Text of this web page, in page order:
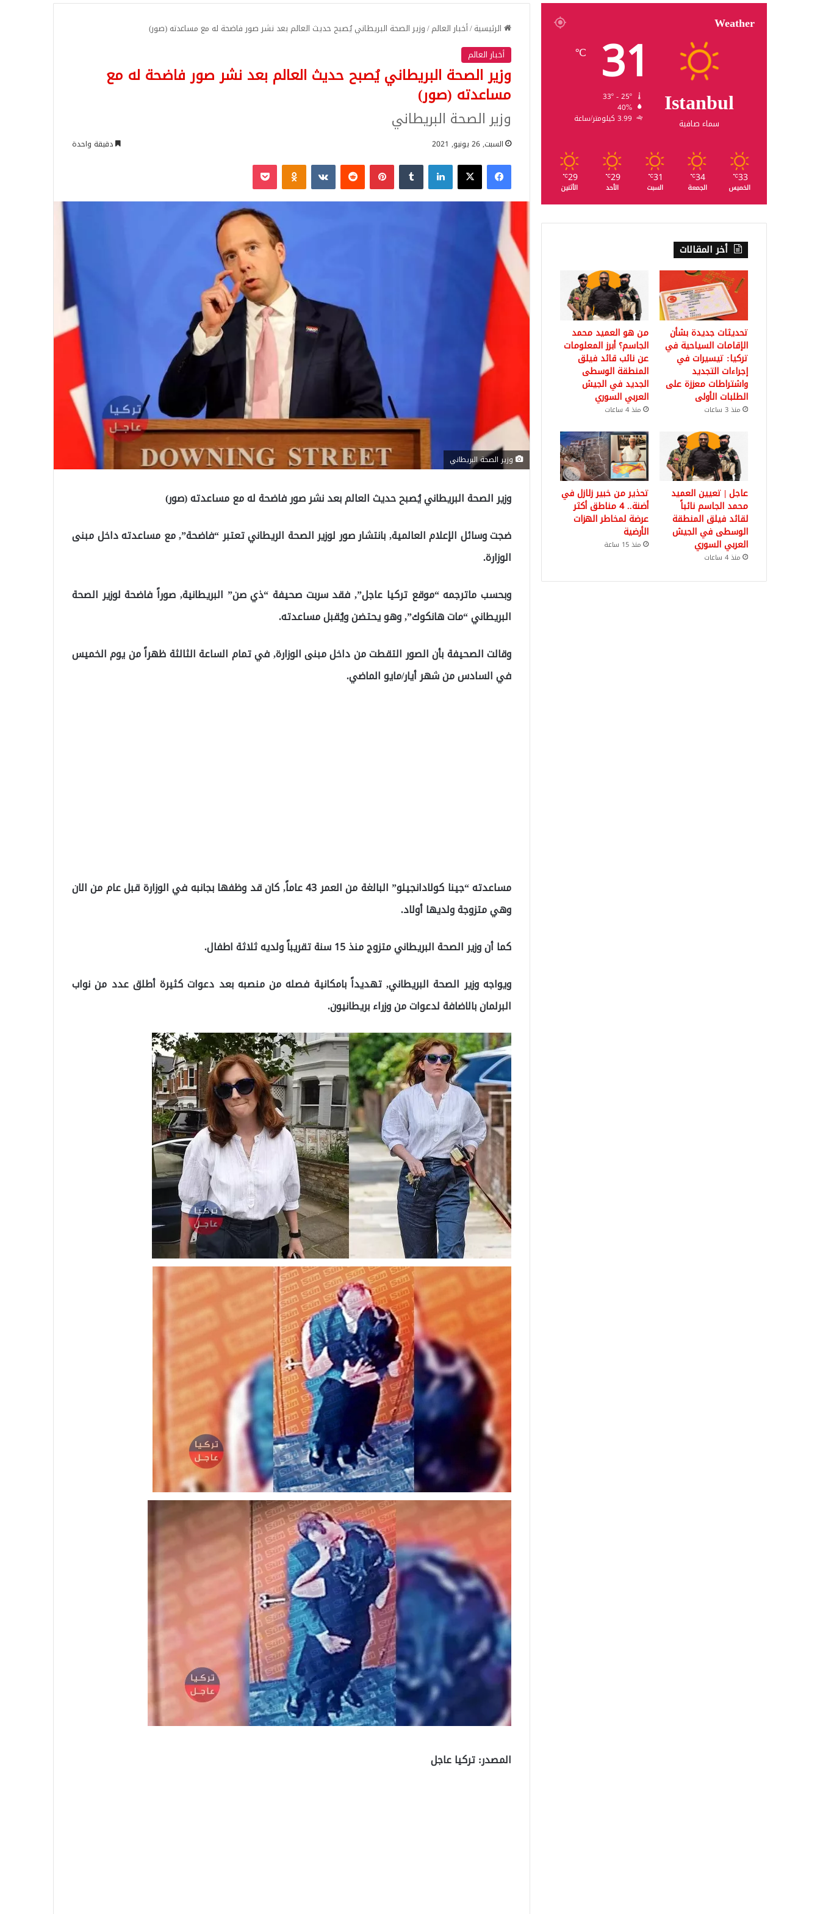
الرئيسية/أخبار العالم/وزير الصحة البريطاني يُصبح حديث العالم بعد نشر صور فاضحة له مع مساعدته (صور)
أخبار العالم
وزير الصحة البريطاني يُصبح حديث العالم بعد نشر صور فاضحة له مع
مساعدته (صور)
وزير الصحة البريطاني
السبت, 26 يونيو, 2021 دقيقة واحدة
فيسبوك‫X لينكدإن بينتيريست Odnoklassniki
‫Pocket
وزير الصحة البريطاني
وزير الصحة البريطاني يُصبح حديث العالم بعد نشر صور فاضحة له مع مساعدته (صور)
ضجت وسائل الإعلام العالمية, بانتشار صور لوزير الصحة الريطاني تعتبر “فاضحة”, مع مساعدته داخل مبنى
الوزارة.
وبحسب ماترجمه “موقع تركيا عاجل”, فقد سربت صحيفة “ذي صن” البريطانية, صوراً فاضحة لوزير الصحة
البريطاني “مات هانكوك”, وهو يحتضن ويُقبل مساعدته.
وقالت الصحيفة بأن الصور التقطت من داخل مبنى الوزارة, في تمام الساعة الثالثة ظهراً من يوم الخميس
في السادس من شهر أيار/مايو الماضي.
مساعدته “جينا كولادانجيلو” البالغة من العمر 43 عاماً, كان قد وظفها بجانبه في الوزارة قبل عام من الان
وهي متزوجة ولديها أولاد.
كما أن وزير الصحة البريطاني متزوج منذ 15 سنة تقريباً ولديه ثلاثة اطفال.
ويواجه وزير الصحة البريطاني, تهديداً بامكانية فصله من منصبه بعد دعوات كثيرة أطلق عدد من نواب
البرلمان بالاضافة لدعوات من وزراء بريطانيون.
المصدر: تركيا عاجل
Weather
Istanbul
سماء صافية
31
℃
40%
3.99 كيلومتر/ساعة
33
℃
الخميس
34
℃
الجمعة
31
℃
السبت
29
℃
الأحد
29
℃
الأثنين
أخر المقالات
تحديثات جديدة بشأن
الإقامات السياحية في
تركيا: تيسيرات في
إجراءات التجديد
واشتراطات معززة على
الطلبات الأولى
منذ 3 ساعات
من هو العميد محمد
الجاسم؟ أبرز المعلومات
عن نائب قائد فيلق
المنطقة الوسطى
الجديد في الجيش
العربي السوري
منذ 4 ساعات
عاجل | تعيين العميد
محمد الجاسم نائباً
لقائد فيلق المنطقة
الوسطى في الجيش
العربي السوري
منذ 4 ساعات
تحذير من خبير زلازل في
أضنة.. 4 مناطق أكثر
عرضة لمخاطر الهزات
الأرضية
منذ 15 ساعة